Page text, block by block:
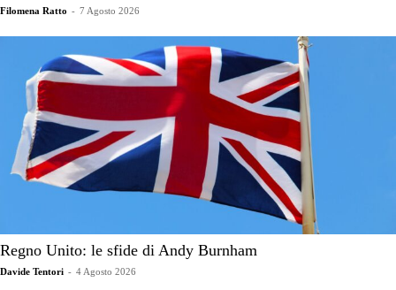
Filomena Ratto - 7 Agosto 2026
Regno Unito: le sfide di Andy Burnham
Davide Tentori - 4 Agosto 2026